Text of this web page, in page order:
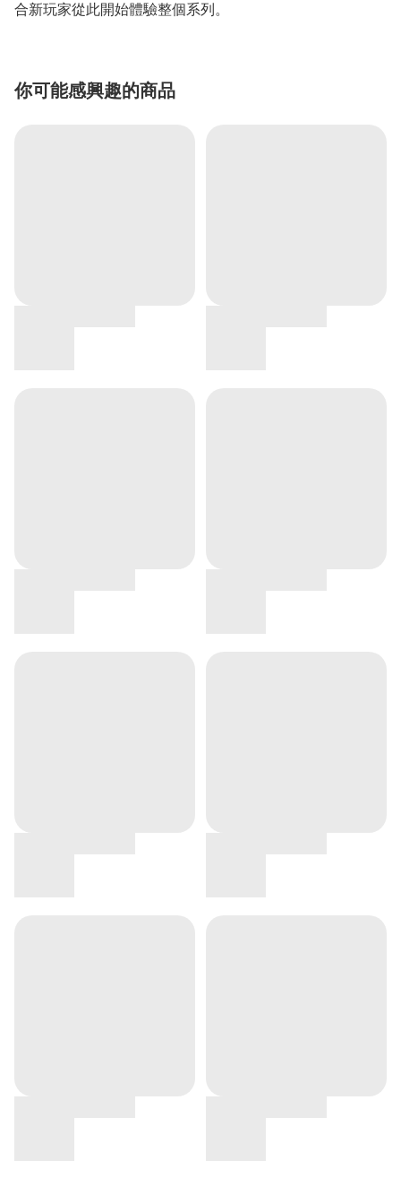
合新玩家從此開始體驗整個系列。
你可能感興趣的商品